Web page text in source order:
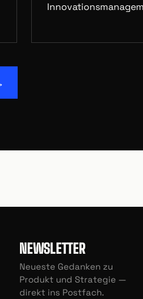
NEWSLETTER
Neueste Gedanken zu
Produkt und Strategie —
direkt ins Postfach.